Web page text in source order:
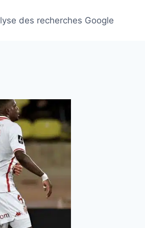
des recherches Google